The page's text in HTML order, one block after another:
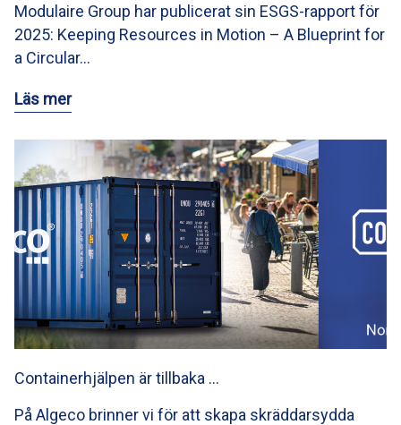
Modulaire Group har publicerat sin ESGS-rapport för
2025: Keeping Resources in Motion – A Blueprint for
a Circular…
Läs mer
Containerhjälpen är tillbaka …
På Algeco brinner vi för att skapa skräddarsydda